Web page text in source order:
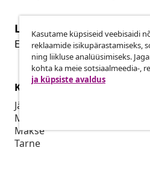
Lepingust taganemine
Esita oma tellimuse kohta
Klienditeenindus
Jälgi oma tellimust
Mi konto
Makse
Tarne
Kasutame küpsiseid veebisaidi
reklaamide isikupärastamiseks,
ning liikluse analüüsimiseks.
kohta ka meie sotsiaalmeedia-,
ja küpsiste avaldus